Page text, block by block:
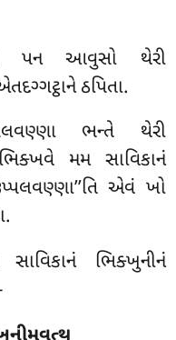
પન આવુસો થેરી
ઠપિતા.
ભન્તે થેરી
મમ સાવિકાનં
એવં ખો
ભિક્ખુનીનં